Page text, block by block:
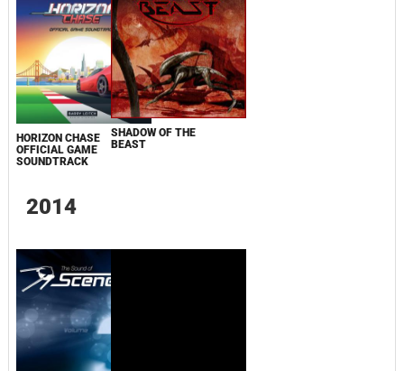
HORIZON CHASE
OFFICIAL GAME
SOUNDTRACK
SHADOW OF THE
BEAST
2014